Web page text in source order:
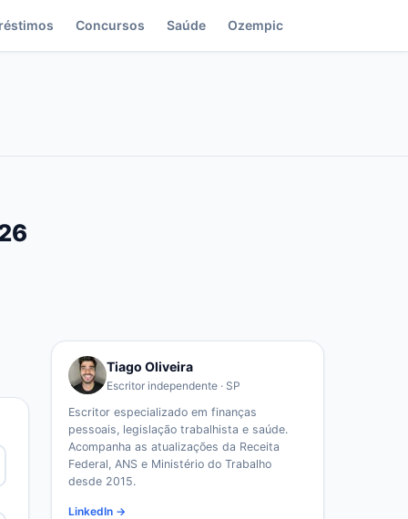
Concursos Saúde Ozempic
Tiago Oliveira
Escritor independente · SP
Escritor especializado em finanças
pessoais, legislação trabalhista e saúde.
Acompanha as atualizações da Receita
Federal, ANS e Ministério do Trabalho
desde 2015.
LinkedIn →